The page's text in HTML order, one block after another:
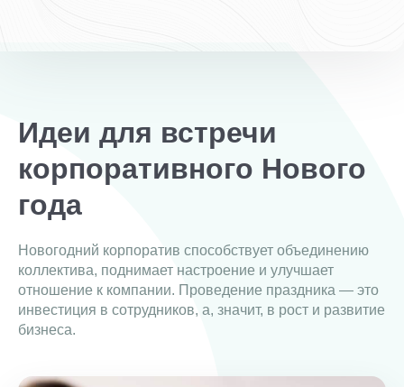
Идеи для встречи
корпоративного Нового
года
Новогодний корпоратив способствует объединению
коллектива, поднимает настроение и улучшает
отношение к компании. Проведение праздника — это
инвестиция в сотрудников, а, значит, в рост и развитие
бизнеса.